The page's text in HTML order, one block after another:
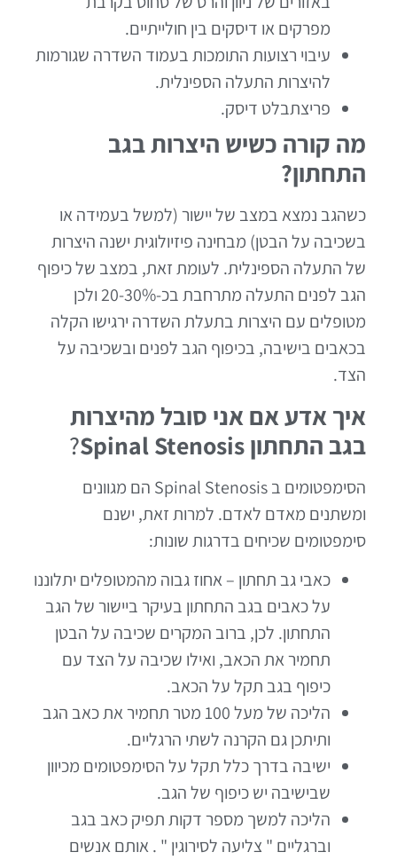
מפרקים או דיסקים בין חולייתיים.
עיבוי רצועות התומכות בעמוד השדרה שגורמות
להיצרות התעלה הספינלית.
פריצתבלט דיסק.
מה קורה כשיש היצרות בגב
התחתון?
כשהגב נמצא במצב של יישור (למשל בעמידה או
בשכיבה על הבטן) מבחינה פיזיולוגית ישנה היצרות
של התעלה הספינלית. לעומת זאת, במצב של כיפוף
הגב לפנים התעלה מתרחבת בכ-20-30% ולכן
מטופלים עם היצרות בתעלת השדרה ירגישו הקלה
בכאבים בישיבה, בכיפוף הגב לפנים ובשכיבה על
הצד.
איך אדע אם אני סובל מהיצרות
בגב התחתוןSpinal Stenosis
?
הסימפטומים ב Spinal Stenosis הם מגוונים
ומשתנים מאדם לאדם. למרות זאת, ישנם
סימפטומים שכיחים בדרגות שונות:
כאבי גב תחתון – אחוז גבוה מהמטופלים יתלוננו
על כאבים בגב התחתון בעיקר ביישור של הגב
התחתון. לכן, ברוב המקרים שכיבה על הבטן
תחמיר את הכאב, ואילו שכיבה על הצד עם
כיפוף בגב תקל על הכאב.
הליכה של מעל 100 מטר תחמיר את כאב הגב
ותיתכן גם הקרנה לשתי הרגליים.
ישיבה בדרך כלל תקל על הסימפטומים מכיוון
שבישיבה יש כיפוף של הגב.
הליכה למשך מספר דקות תפיק כאב בגב
וברגליים " צליעה לסירוגין " . אותם אנשים